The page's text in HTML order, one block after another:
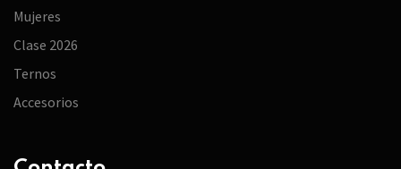
Mujeres
Clase 2026
Ternos
Accesorios